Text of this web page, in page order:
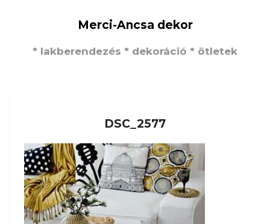
Merci-Ancsa dekor
* lakberendezés * dekoráció * ötletek
DSC_2577